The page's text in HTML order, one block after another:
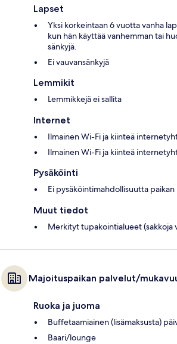
Lapset
Yksi korkeintaan 6 vuotta vanha
kun hän käyttää vanhemman tai
sänkyjä.
Ei vauvansänkyjä
Lemmikit
Lemmikkejä ei sallita
Internet
Ilmainen Wi-Fi ja kiinteä
Ilmainen Wi-Fi ja kiinteä
Pysäköinti
Ei pysäköintimahdollisuutta paikan
Muut tiedot
Merkityt tupakointialueet (sakkoja
Majoituspaikan palvelut/
Ruoka ja juoma
Buffetaamiainen (lisämaksusta)
Baari/lounge